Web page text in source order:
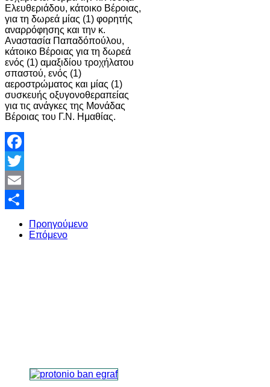
Ελευθεριάδου, κάτοικο Βέροιας,
για τη δωρεά μίας (1) φορητής
αναρρόφησης και την κ.
Αναστασία Παπαδόπούλου,
κάτοικο Βέροιας για τη δωρεά
ενός (1) αμαξιδίου τροχήλατου
σπαστού, ενός (1)
αεροστρώματος και μίας (1)
συσκευής οξυγονοθεραπείας
για τις ανάγκες της Μονάδας
Βέροιας του Γ.Ν. Ημαθίας.
Facebook
Twitter
Email
Share
Προηγούμενο
Επόμενο